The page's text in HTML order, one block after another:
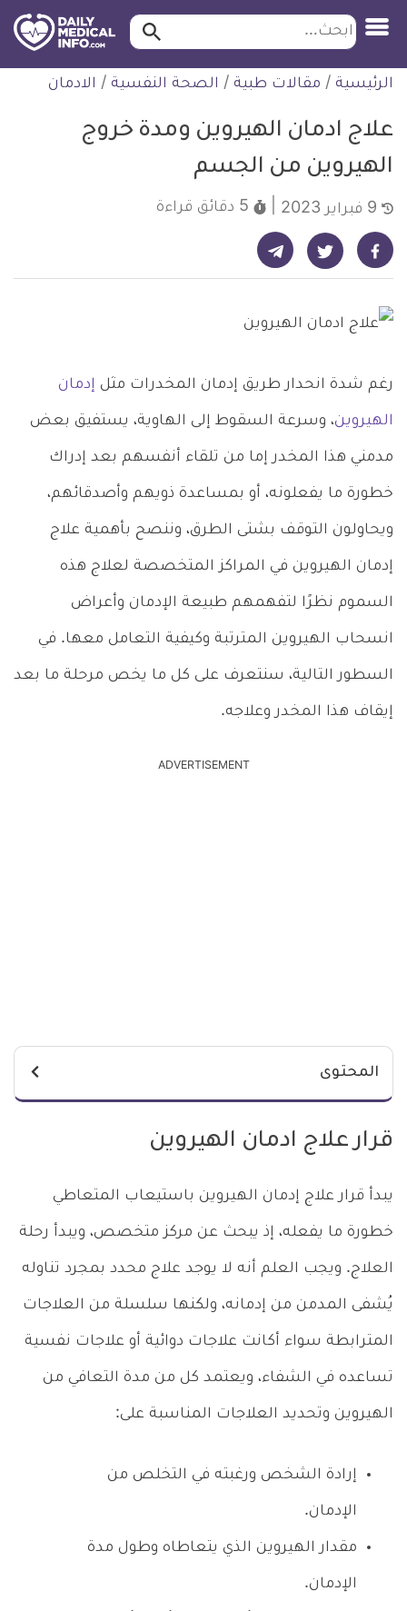
التخطي
للمحتوى
طبية
ابحث ابحث…
الرئيسية / مقالات طبية / الصحة النفسية / الادمان
علاج ادمان الهيروين ومدة خروج
الهيروين من الجسم
5 دقائق قراءة
شارك على فيسبوك - ديلي ميديكال انفو شارك على تويتر - ديلي ميديكال انفو شارك على تيليجرام - ديلي ميديكال انفو
رغم شدة انحدار طريق إدمان المخدرات مثل إدمان
الهيروين، وسرعة السقوط إلى الهاوية، يستفيق بعض
مدمني هذا المخدر إما من تلقاء أنفسهم بعد إدراك
خطورة ما يفعلونه، أو بمساعدة ذويهم وأصدقائهم،
ويحاولون التوقف بشتى الطرق، وننصح بأهمية علاج
إدمان الهيروين في المراكز المتخصصة لعلاج هذه
السموم نظرًا لتفهمهم طبيعة الإدمان وأعراض
انسحاب الهيروين المترتبة وكيفية التعامل معها. في
السطور التالية، سنتعرف على كل ما يخص مرحلة ما بعد
إيقاف هذا المخدر وعلاجه.
ADVERTISEMENT
المحتوى
قرار علاج ادمان الهيروين
يبدأ قرار علاج إدمان الهيروين باستيعاب المتعاطي
خطورة ما يفعله، إذ يبحث عن مركز متخصص، ويبدأ رحلة
العلاج. ويجب العلم أنه لا يوجد علاج محدد بمجرد تناوله
يُشفى المدمن من إدمانه، ولكنها سلسلة من العلاجات
المترابطة سواء أكانت علاجات دوائية أو علاجات نفسية
تساعده في الشفاء، ويعتمد كل من مدة التعافي من
الهيروين وتحديد العلاجات المناسبة على:
إرادة الشخص ورغبته في التخلص من
الإدمان.
مقدار الهيروين الذي يتعاطاه وطول مدة
الإدمان.